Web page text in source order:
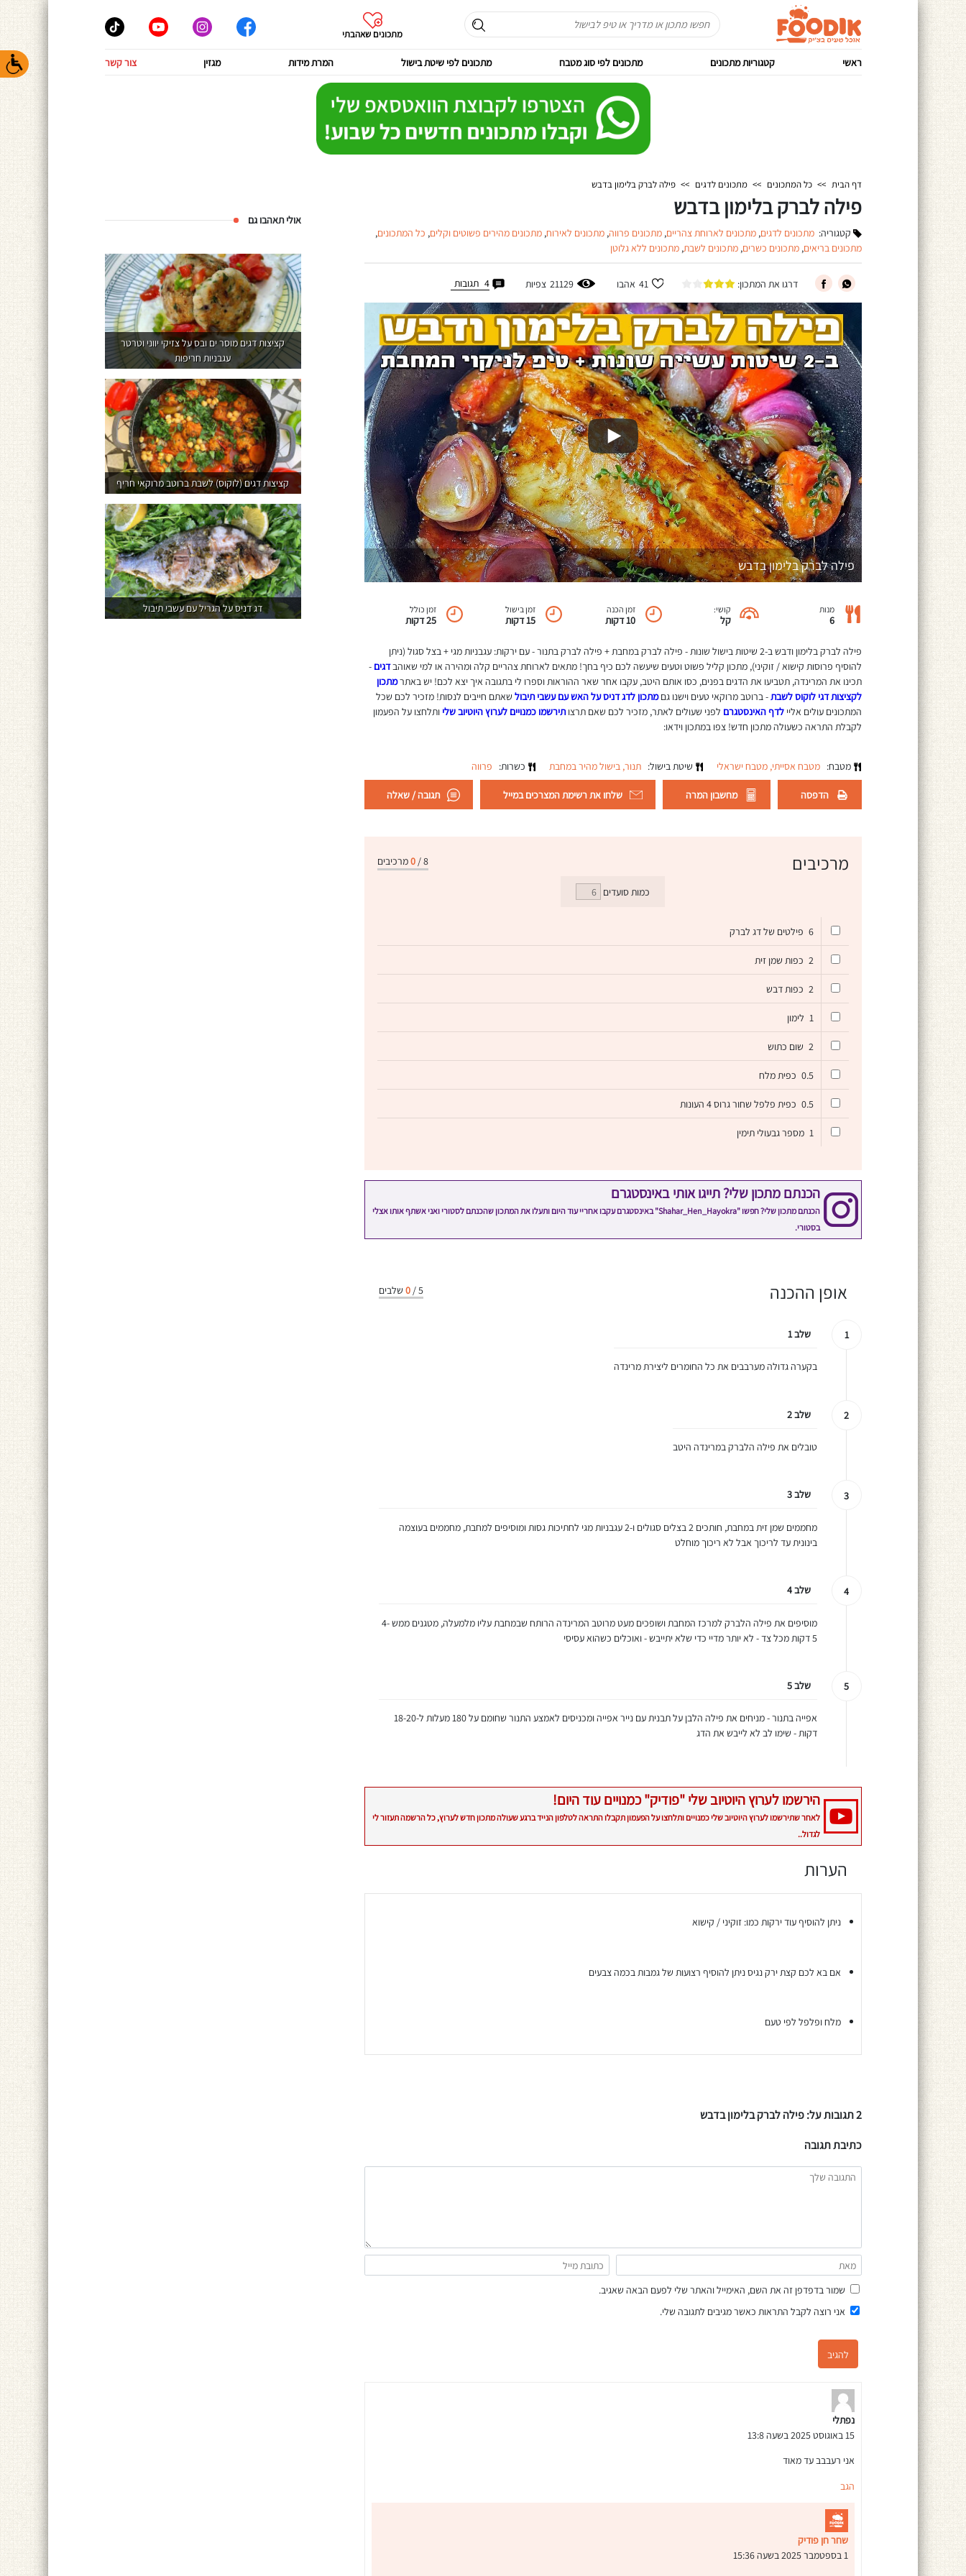
מתכונים שאהבתי
ראשי קטגוריות מתכונים מתכונים לפי סוג מטבח מתכונים לפי שיטת בישול המרת מידות מגזין צור קשר
דף הבית >> כל המתכונים >> מתכונים לדגים >> פילה לברק בלימון בדבש
פילה לברק בלימון בדבש
קטגוריה: מתכונים לדגים,מתכונים לארוחת צהריים,מתכונים פרווה,מתכונים לאירוח,מתכונים מהירים פשוטים וקלים, כל המתכונים,
מתכונים בריאים,מתכונים כשרים,מתכונים לשבת,מתכונים ללא גלוטן
דרגו את המתכון: 41 אהבו 21129 צפיות 4 תגובות
פילה לברק בלימון בדבש
מנות
6
קושי:
קל
זמן הכנה
10 דקות
זמן בישול
15 דקות
זמן כולל
25 דקות
פילה לברק בלימון ודבש ב-2 שיטות בישול שונות - פילה לברק במחבת + פילה לברק בתנור - עם ירקות: עגבניות מגי + בצל סגול (ניתן
להוסיף פרוסות קישוא / זוקיני), מתכון קליל פשוט וטעים שיעשה לכם כיף בחך! מתאים לארוחת צהריים קלה ומהירה או למי שאוהבדגים -
תכינו את המרינדה, תטביעו את הדגים בפנים, כסו אותם היטב, עקבו אחר שאר ההוראות וספרו לי בתגובה איך יצא לכם! יש באתרמתכון
לקציצות דגי לוקוס לשבת- ברוטב מרוקאי טעים וישנו גםמתכון לדג דניס על האש עם עשבי תיבול שאתם חייבים לנסות! מזכיר לכם שכל
המתכונים עולים אליילדף האינסטגרם לפני שעולים לאתר, מזכיר לכם שאם תרצותירשמו כמנויים לערוץ היוטיוב שלי ותלחצו על הפעמון
לקבלת התראה כשעולה מתכון חדש! צפו במתכון וידאו:
מטבח: מטבח אסייתי, מטבח ישראלי שיטת בישול: תנור, בישול מהיר במחבת כשרות: פרווה
הדפסה מחשבון המרה שלחו את רשימת המצרכים במייל תגובה / שאלה
8
/
0מרכיבים מרכיבים
כמות סועדים
6 פילטים של דג לברק
2 כפות שמן זית
2 כפות דבש
1 לימון
2 שום כתוש
0.5 כפית מלח
0.5 כפית פלפל שחור גרוס 4 העונות
1 מספר גבעולי תימין
הכנתם מתכון שלי? תייגו אותי באינסטגרם
הכנתם מתכון שלי? חפשו "Shahar_Hen_Hayokra" באינסטגרם עקבו אחריי עוד היום ותעלו את המתכון שהכנתם לסטורי ואני אשתף אותו אצלי
בסטורי.
5
/
0 שלבים אופן ההכנה
1 שלב 1
בקערה גדולה מערבבים את כל החומרים ליצירת מרינדה
2 שלב 2
טובלים את פילה הלברק במרינדה היטב
3 שלב 3
מחממים שמן זית במחבת, חותכים 2 בצלים סגולים ו-2 עגבניות מגי לחתיכות גסות ומוסיפים למחבת, מחממים בעוצמה
בינונית עד לריכוך אבל לא ריכוך מוחלט
4 שלב 4
מוסיפים את פילה הלברק למרכז המחבת ושופכים מעט מרוטב המרינדה הרותח שבמחבת עליו מלמעלה, מטגנים ממש 4-
5 דקות מכל צד - לא יותר מדיי כדי שלא יתייבש - ואוכלים כשהוא עסיסי
5 שלב 5
אפייה בתנור - מניחים את פילה הלבן על תבנית עם נייר אפייה ומכניסים לאמצע התנור שחומם על 180 מעלות ל-18-20
דקות - שימו לב לא לייבש את הדג
הירשמו לערוץ היוטיוב שלי "פודיק" כמנויים עוד היום!
לאחר שתירשמו לערוץ היוטיוב שלי כמנויים ותלחצו על הפעמון תקבלו התראה לטלפון הנייד ברגע שעולה מתכון חדש לערוץ, כל הרשמה תעזור לי
לגדול..
הערות
ניתן להוסיף עוד ירקות כמו: זוקיני / קישוא
אם בא לכם קצת ירק נגיס ניתן להוסיף רצועות של גמבות בכמה צבעים
מלח ופלפל לפי טעם
2 תגובות על: פילה לברק בלימון בדבש
כתיבת תגובה
שמור בדפדפן זה את השם, האימייל והאתר שלי לפעם הבאה שאגיב.
אני רוצה לקבל התראות כאשר מגיבים לתגובה שלי.
נפתלי
15 באוגוסט 2025 בשעה 13:8
אני רעבבב עד מאוד
הגב
שחר חן פודיק
1 בספטמבר 2025 בשעה 15:36
אולי תאהבו גם
קציצות דגים מוסר ים ובס על צזיקי יווני וטרטר
עגבניות חריפות
קציצות דגים (לוקוס) לשבת ברוטב מרוקאי חריף
דג דניס על הגריל עם עשבי תיבול